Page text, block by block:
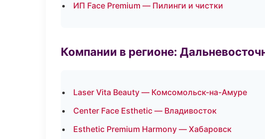
ИП Face Premium — Пилинги и чистки
Компании в регионе:
Laser Vita Beauty — Комсомольск-на-Амуре
Center Face Esthetic — Владивосток
Esthetic Premium Harmony — Хабаровск